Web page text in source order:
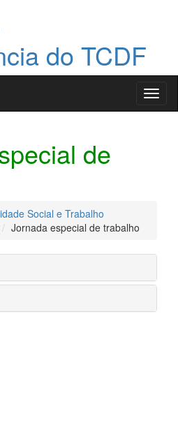
do TCDF
de
Social e Trabalho
Jornada especial de trabalho